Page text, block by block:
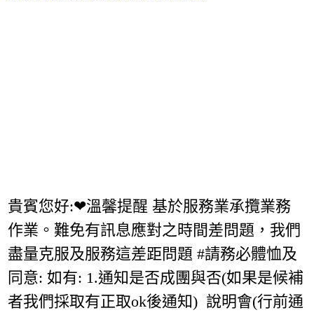
貴賓您好:❤溫馨提醒 基於服務業承攬業務
作業。難免有訊息應對之時間差問題，我們
盡量克服及服務這差距問題 #請務必體恤及
同意: 如有: 1.通知是否成團與否(如果是候補
者我們採取有正取ok後通知) 說明會(行前通